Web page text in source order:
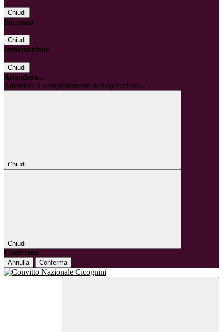
Chiudi
Successo
Chiudi
Informazione
Chiudi
Attendere...
Attendere il completamento dell'operazione...
Chiudi
Chiudi
Conferma
Annulla Conferma